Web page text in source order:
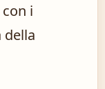
i
della